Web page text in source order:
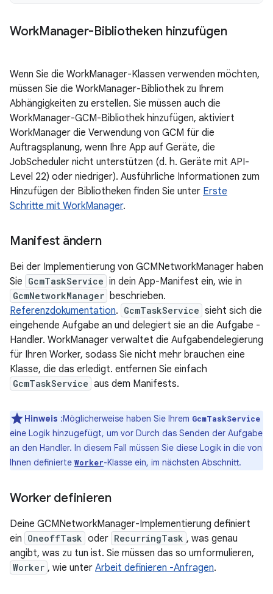
WorkManager-Bibliotheken hinzufügen
Wenn Sie die WorkManager-Klassen verwenden möchten,
müssen Sie die WorkManager-Bibliothek zu Ihrem
Abhängigkeiten zu erstellen. Sie müssen auch die
WorkManager-GCM-Bibliothek hinzufügen, aktiviert
WorkManager die Verwendung von GCM für die
Auftragsplanung, wenn Ihre App auf Geräte, die
JobScheduler nicht unterstützen (d. h. Geräte mit API-
Level 22) oder niedriger). Ausführliche Informationen zum
Hinzufügen der Bibliotheken finden Sie unter Erste
Schritte mit WorkManager.
Manifest ändern
Bei der Implementierung von GCMNetworkManager haben
Sie GcmTaskService in dein App-Manifest ein, wie in
GcmNetworkManager beschrieben.
Referenzdokumentation. GcmTaskService sieht sich die
eingehende Aufgabe an und delegiert sie an die Aufgabe -
Handler. WorkManager verwaltet die Aufgabendelegierung
für Ihren Worker, sodass Sie nicht mehr brauchen eine
Klasse, die das erledigt. entfernen Sie einfach
GcmTaskService aus dem Manifests.
Hinweis :Möglicherweise haben Sie Ihrem GcmTaskService
eine Logik hinzugefügt, um vor Durch das Senden der Aufgabe
an den Handler. In diesem Fall müssen Sie diese Logik in die von
Ihnen definierte Worker-Klasse ein, im nächsten Abschnitt.
Worker definieren
Deine GCMNetworkManager-Implementierung definiert
ein OneoffTask oder RecurringTask , was genau
angibt, was zu tun ist. Sie müssen das so umformulieren,
Worker , wie unter Arbeit definieren -Anfragen.